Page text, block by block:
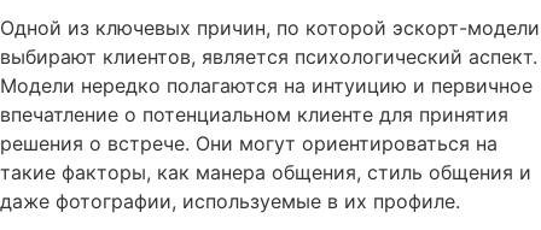
Одной из ключевых причин, по которой эскорт-модели
выбирают клиентов, является психологический аспект.
Модели нередко полагаются на интуицию и первичное
впечатление о потенциальном клиенте для принятия
решения о встрече. Они могут ориентироваться на
такие факторы, как манера общения, стиль общения и
даже фотографии, используемые в их профиле.